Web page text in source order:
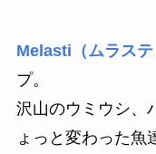
Melasti（ムラステ
プ。
沢山のウミウシ、
ょっと変わった魚